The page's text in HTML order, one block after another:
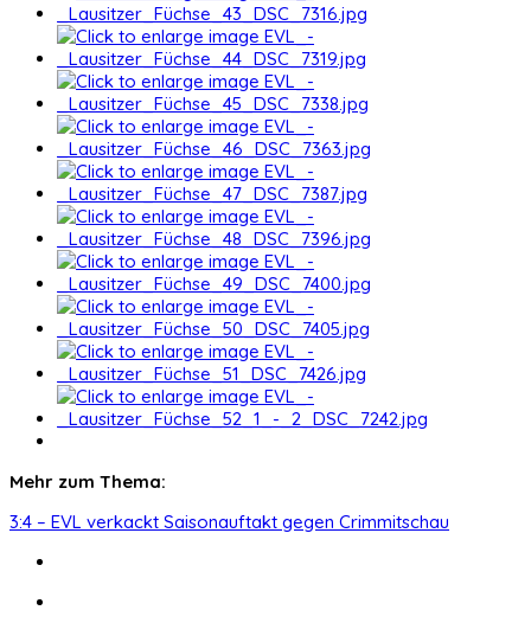
Mehr zum Thema:
3:4 – EVL verkackt Saisonauftakt gegen Crimmitschau